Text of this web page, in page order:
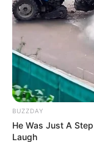
BUZZDAY
He Was Just A
Laugh